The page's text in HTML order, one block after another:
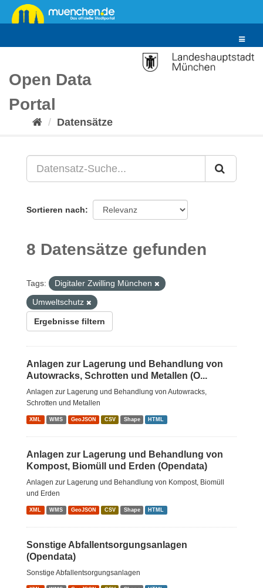
Überspringen
zum
Toggle
Open Data
Portal
Datensätze
Sortieren nach
8 Datensätze gefunden
Tags:
Digitaler Zwilling München
Umweltschutz
Ergebnisse filtern
Anlagen zur Lagerung und Behandlung von
Autowracks, Schrotten und Metallen (O...
Anlagen zur Lagerung und Behandlung von Autowracks,
Schrotten und Metallen
XML WMS GeoJSON CSV Shape HTML
Anlagen zur Lagerung und Behandlung von
Kompost, Biomüll und Erden (Opendata)
Anlagen zur Lagerung und Behandlung von Kompost, Biomüll
und Erden
XML WMS GeoJSON CSV Shape HTML
Sonstige Abfallentsorgungsanlagen
(Opendata)
Sonstige Abfallentsorgungsanlagen